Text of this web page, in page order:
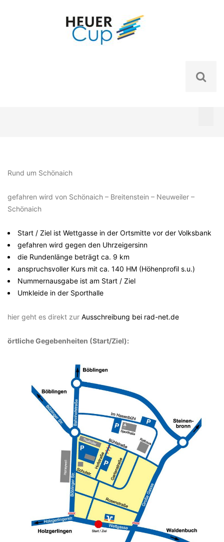
Rund um Schönaich
gefahren wird von Schönaich – Breitenstein – Neuweiler –
Schönaich
Start / Ziel ist Wettgasse in der Ortsmitte vor der Volksbank
gefahren wird gegen den Uhrzeigersinn
die Rundenlänge beträgt ca. 9 km
anspruchsvoller Kurs mit ca. 140 HM (Höhenprofil s.u.)
Nummernausgabe ist am Start / Ziel
Umkleide in der Sporthalle
hier geht es direkt zur Ausschreibung bei rad-net.de
örtliche Gegebenheiten (Start/Ziel):